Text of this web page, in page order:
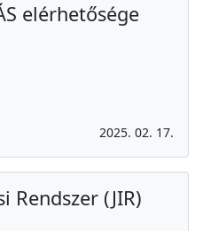
elérhetősége
2025. 02. 17.
Rendszer (JIR)